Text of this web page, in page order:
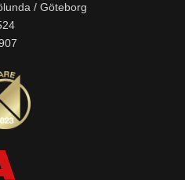
/ Göteborg